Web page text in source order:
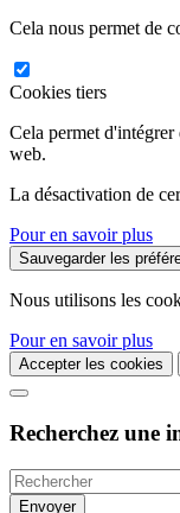
Cela nous permet de
Cookies tiers
Cela permet
web.
La désactivation de
Pour en savoir plus
Sauvegarder les
Nous utilisons les
Pour en savoir plus
Accepter les cookies
Recherchez une